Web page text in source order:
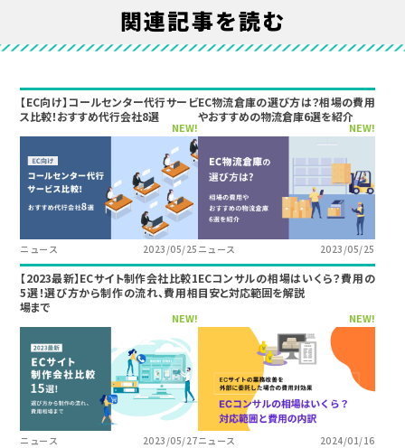
関連記事を読む
【EC向け】コールセンター代行サービ
ス比較！おすすめ代行会社8選
NEW!
ニュース 2023/05/25
EC物流倉庫の選び方は？相場の費用
やおすすめの物流倉庫6選を紹介
NEW!
ニュース 2023/05/25
【2023最新】ECサイト制作会社比較1
5選！選び方から制作の流れ、費用相
場まで
NEW!
ニュース 2023/05/27
ECコンサルの相場はいくら？費用の
目安と対応範囲を解説
NEW!
ニュース 2024/01/16